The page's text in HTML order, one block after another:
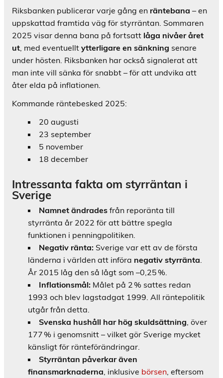
Riksbanken publicerar varje gång en räntebana – en
uppskattad framtida väg för styrräntan. Sommaren
2025 visar denna bana på fortsatt låga nivåer året
ut, med eventuellt ytterligare en sänkning senare
under hösten. Riksbanken har också signalerat att
man inte vill sänka för snabbt – för att undvika att
åter elda på inflationen.
Kommande räntebesked 2025:
20 augusti
23 september
5 november
18 december
Intressanta fakta om styrräntan i
Sverige
Namnet ändrades från reporänta till
styrränta år 2022 för att bättre spegla
funktionen i penningpolitiken.
Negativ ränta: Sverige var ett av de första
länderna i världen att införa negativ styrränta
År 2015 låg den så lågt som –0,25 %.
Inflationsmål: Målet på 2 % sattes redan
1993 och blev lagstadgat 1999. All räntepolitik
utgår från detta.
Svenska hushåll har hög skuldsättning , över
177 % i genomsnitt – vilket gör Sverige mycket
känsligt för ränteförändringar.
Styrräntan påverkar även
finansmarknaderna , inklusive börsen , eftersom